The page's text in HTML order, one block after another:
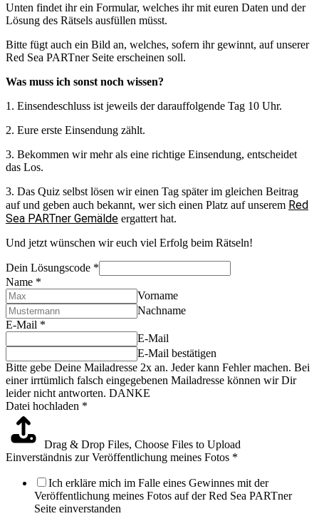
Unten findet ihr ein Formular, welches ihr mit euren Daten und der
Lösung des Rätsels ausfüllen müsst.
Bitte fügt auch ein Bild an, welches, sofern ihr gewinnt, auf unserer
Red Sea PARTner Seite erscheinen soll.
Was muss ich sonst noch wissen?
1. Einsendeschluss ist jeweils der darauffolgende Tag 10 Uhr.
2. Eure erste Einsendung zählt.
3. Bekommen wir mehr als eine richtige Einsendung, entscheidet
das Los.
3. Das Quiz selbst lösen wir einen Tag später im gleichen Beitrag
auf und geben auch bekannt, wer sich einen Platz auf unserem Red
Sea PARTner Gemälde ergattert hat.
Und jetzt wünschen wir euch viel Erfolg beim Rätseln!
Dein Lösungscode *
Name *
Vorname
Nachname
E-Mail *
E-Mail
E-Mail bestätigen
Bitte gebe Deine Mailadresse 2x an. Jeder kann Fehler machen. Bei
einer irrtümlich falsch eingegebenen Mailadresse können wir Dir
leider nicht antworten. DANKE
Datei hochladen *
Drag & Drop Files, Choose Files to Upload
Einverständnis zur Veröffentlichung meines Fotos *
Ich erkläre mich im Falle eines Gewinnes mit der
Veröffentlichung meines Fotos auf der Red Sea PARTner
Seite einverstanden